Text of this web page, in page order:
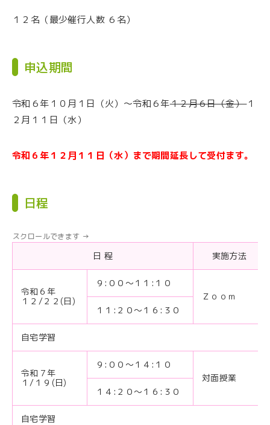
１２名（最少催行人数 ６名）
申込期間
令和６年１０月１日（火）～令和６年１２月６日（金）１
２月１１日（水）
令和６年１２月１１日（水）まで期間延長して受付ます。
日程
日 程 実施方法
令和６年
１２/２２(日)
９:００〜１１:１０
Ｚｏｏｍ
１１:２０～１６:３０
自宅学習
令和７年
１/１９(日)
９:００〜１４:１０
対面授業
１４:２０～１６:３０
自宅学習